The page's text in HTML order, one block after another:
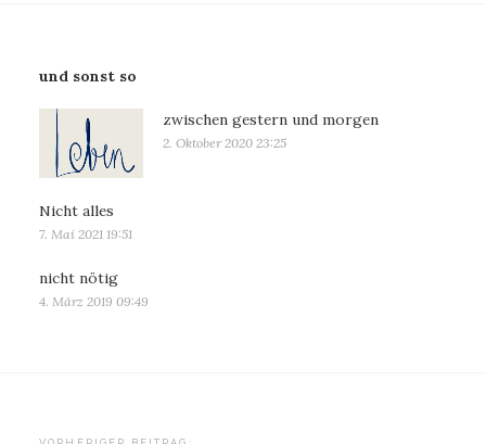
und sonst so
zwischen gestern und morgen
2. Oktober 2020 23:25
Nicht alles
7. Mai 2021 19:51
nicht nötig
4. März 2019 09:49